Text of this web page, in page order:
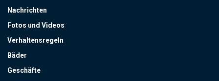
Nachrichten
Fotos und Videos
Verhaltensregeln
Bäder
Geschäfte